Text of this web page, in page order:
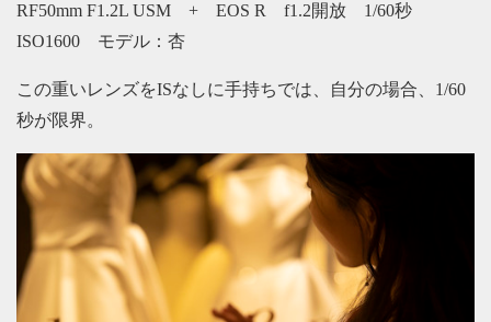
RF50mm F1.2L USM + EOS R f1.2開放 1/60秒
ISO1600 モデル：杏
この重いレンズをISなしに手持ちでは、自分の場合、1/60
秒が限界。